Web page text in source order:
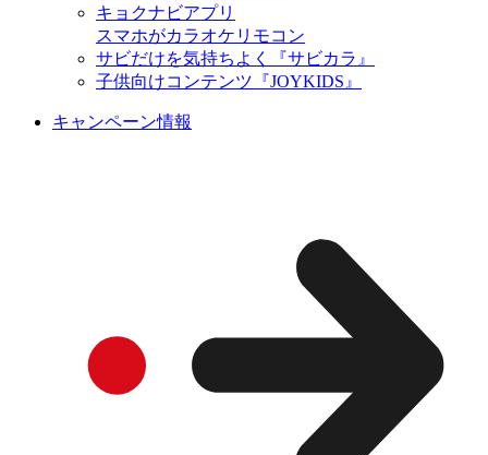
キョクナビアプリ
スマホがカラオケリモコン
サビだけを気持ちよく『サビカラ』
子供向けコンテンツ『JOYKIDS』
キャンペーン情報